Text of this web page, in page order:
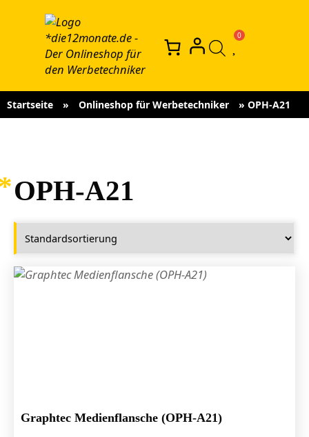
Startseite » Onlineshop für Werbetechniker » OPH-A21
OPH-A21
Graphtec Medienflansche (OPH-A21)